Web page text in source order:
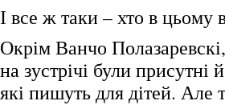
І все ж таки – хто в цьому
Окрім Ванчо
на зустрічі були
які пишуть для дітей.